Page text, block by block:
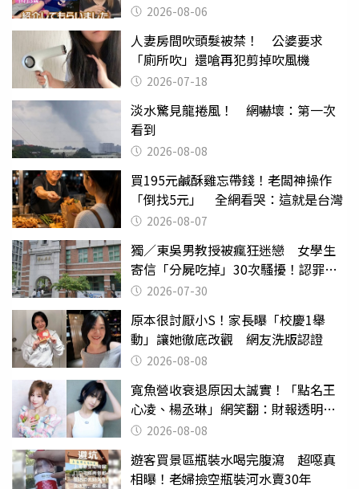
2026-08-06
人妻房間吹頭髮被禁！ 公婆要求
「廁所吹」還嗆再犯剪掉吹風機
2026-07-18
淡水驚見龍捲風！ 網嚇壞：第一次
看到
2026-08-08
買195元鹹酥雞忘帶錢！老闆神操作
「倒找5元」 全網看哭：這就是台灣
2026-08-07
獨／東吳男教授被瘋狂迷戀 女學生
寄信「分屍吃掉」30次騷擾！認罪免
關 2026-07-30
原本很討厭小S！家長曝「校慶1舉
動」讓她徹底改觀 網友洗版認證
2026-08-08
寬魚營收衰退原因太誠實！「點名王
心凌、楊丞琳」網笑翻：財報透明度
滿分2026-08-08
遊客買景區瓶裝水喝完腹瀉 超噁真
相曝！老婦撿空瓶裝河水賣30年